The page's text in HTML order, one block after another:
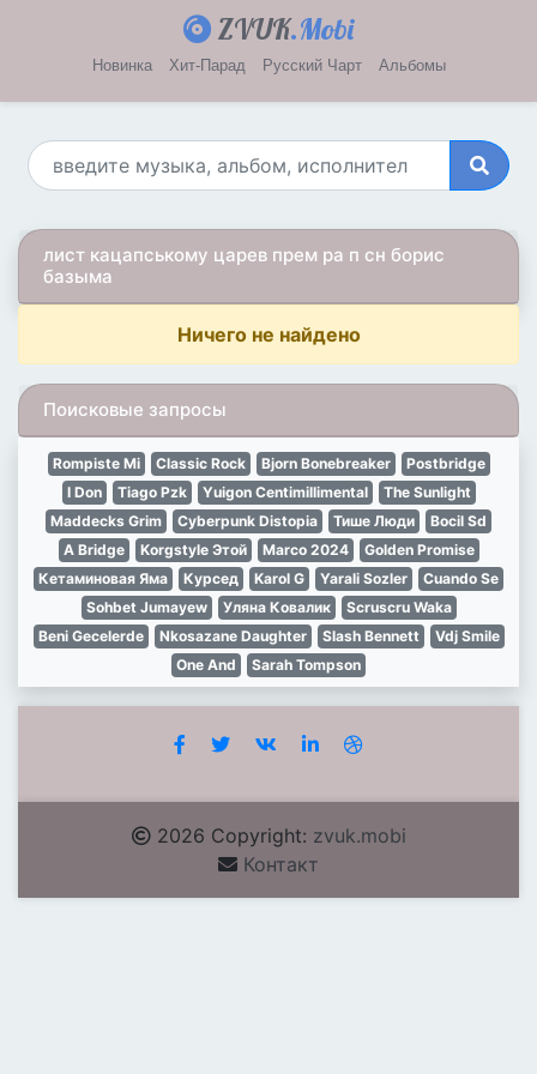
ZVUK.Mobi
Новинка Хит-Парад Русский Чарт Альбомы
лист кацапському царев прем ра п сн борис
базыма
Ничего не найдено
Поисковые запросы
Rompiste Mi Classic Rock Bjorn Bonebreaker
Postbridge
I Don
Tiago Pzk Yuigon Centimillimental
The Sunlight
Maddecks Grim
Cyberpunk Distopia Тише Люди
Bocil Sd
A Bridge
Korgstyle Этой Marco 2024
Golden Promise
Кетаминовая Яма
Курсед Karol G Yarali Sozler
Cuando Se
Sohbet Jumayew
Уляна Ковалик
Scruscru Waka
Beni Gecelerde
Nkosazane Daughter Slash Bennett
Vdj Smile
One And
Sarah Tompson
2026 Copyright: zvuk.mobi
Контакт